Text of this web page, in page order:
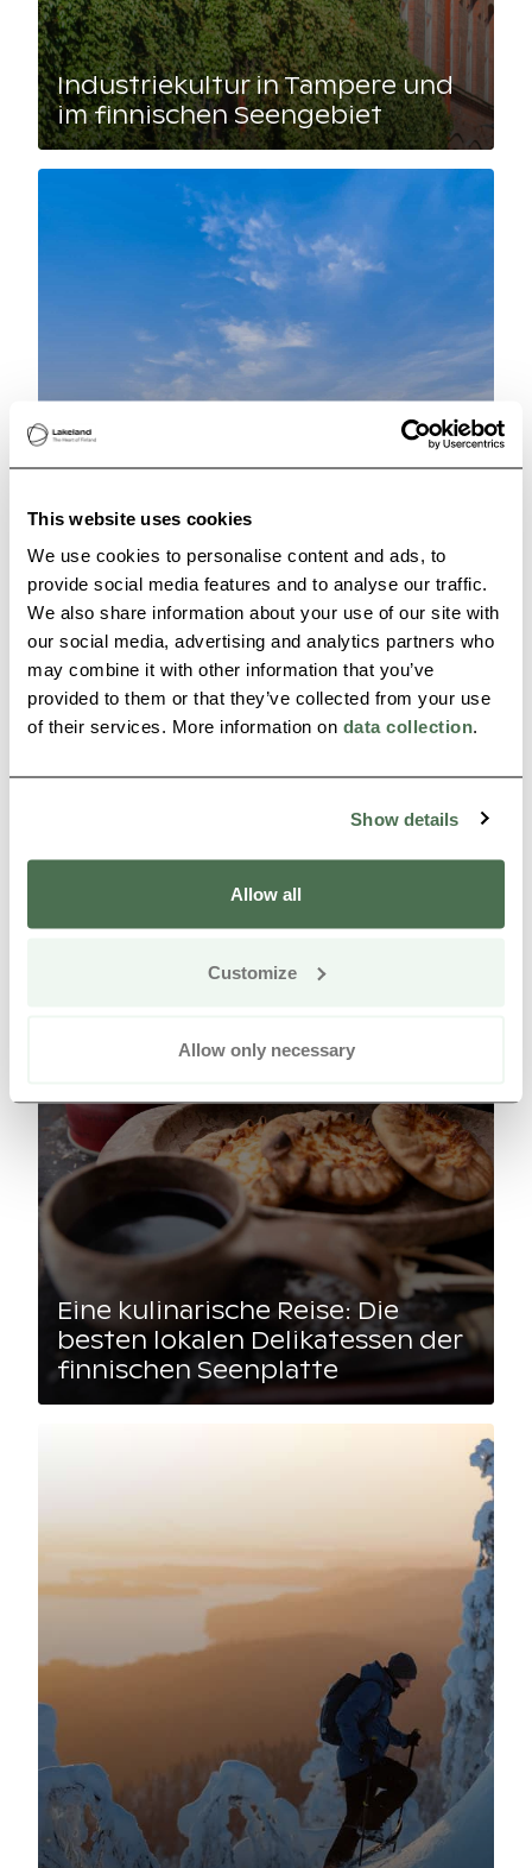
This website uses cookies
We use cookies to personalise content and ads, to
provide social media features and to analyse our traffic.
We also share information about your use of our site with
our social media, advertising and analytics partners who
may combine it with other information that you’ve
provided to them or that they’ve collected from your use
of their services. More information on data collection.
Show details
Allow all
Customize
Allow only necessary
Industriekultur in Tampere und
im finnischen Seengebiet
Nachhaltiges Reisen im
finnischen Seengebiet
Eine kulinarische Reise: Die
besten lokalen Delikatessen der
finnischen Seenplatte